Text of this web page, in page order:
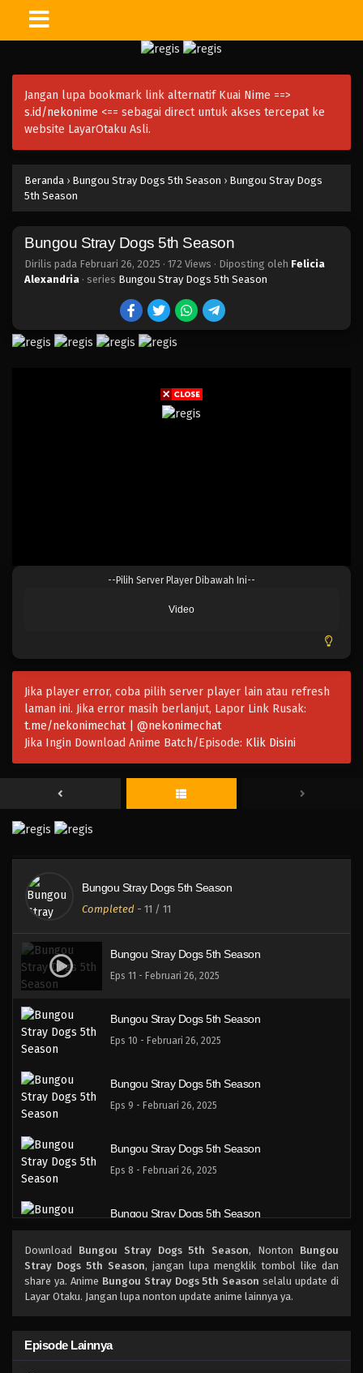
Jangan lupa bookmark link alternatif Kuai Nime ==>
s.id/nekonime <== sebagai direct untuk akses tercepat ke
website LayarOtaku Asli.
Beranda › Bungou Stray Dogs 5th Season › Bungou Stray Dogs
5th Season
Bungou Stray Dogs 5th Season
Dirilis pada Februari 26, 2025 · 172 Views · Diposting oleh Felicia
Alexandria · series Bungou Stray Dogs 5th Season
--Pilih Server Player Dibawah Ini--
Video
Jika player error, coba pilih server player lain atau refresh
laman ini. Jika error masih berlanjut, Lapor Link Rusak:
t.me/nekonimechat | @nekonimechat
Jika Ingin Download Anime Batch/Episode: Klik Disini
Bungou Stray Dogs 5th Season
Completed - 11 / 11
Bungou Stray Dogs 5th Season
Eps 11 - Februari 26, 2025
Bungou Stray Dogs 5th Season
Eps 10 - Februari 26, 2025
Bungou Stray Dogs 5th Season
Eps 9 - Februari 26, 2025
Bungou Stray Dogs 5th Season
Eps 8 - Februari 26, 2025
Bungou Stray Dogs 5th Season
Bungou Stray Dogs 5th Season
Eps 6 - Februari 26, 2025
Bungou Stray Dogs 5th Season
Download Bungou Stray Dogs 5th Season, Nonton Bungou
Stray Dogs 5th Season, jangan lupa mengklik tombol like dan
share ya. Anime Bungou Stray Dogs 5th Season selalu update di
Layar Otaku. Jangan lupa nonton update anime lainnya ya.
Episode Lainnya